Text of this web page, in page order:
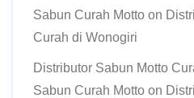
Sabun Curah Motto on
Curah di Wonogiri
Distributor Sabun Motto
Sabun Curah Motto on